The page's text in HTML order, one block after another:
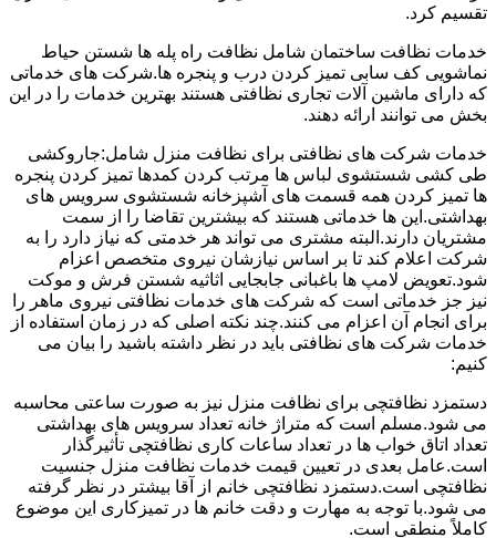
تقسیم کرد.
خدمات نظافت ساختمان شامل نظافت راه پله ها شستن حیاط
نماشویی کف سابی تمیز کردن درب و پنجره ها.شرکت های خدماتی
که دارای ماشین آلات تجاری نظافتی هستند بهترین خدمات را در این
بخش می توانند ارائه دهند.
خدمات شرکت های نظافتی برای نظافت منزل شامل:جاروکشی
طی کشی شستشوی لباس ها مرتب کردن کمدها تمیز کردن پنجره
ها تمیز کردن همه قسمت های آشپزخانه شستشوی سرویس های
بهداشتی.این ها خدماتی هستند که بیشترین تقاضا را از سمت
مشتریان دارند.البته مشتری می تواند هر خدمتی که نیاز دارد را به
شرکت اعلام کند تا بر اساس نیازشان نیروی متخصص اعزام
شود.تعویض لامپ ها باغبانی جابجایی اثاثیه شستن فرش و موکت
نیز جز خدماتی است که شرکت های خدمات نظافتی نیروی ماهر را
برای انجام آن اعزام می کنند.چند نکته اصلی که در زمان استفاده از
خدمات شرکت های نظافتی باید در نظر داشته باشید را بیان می
کنیم:
دستمزد نظافتچی برای نظافت منزل نیز به صورت ساعتی محاسبه
می شود.مسلم است که متراژ خانه تعداد سرویس های بهداشتی
تعداد اتاق خواب ها در تعداد ساعات کاری نظافتچی تأثیرگذار
است.عامل بعدی در تعیین قیمت خدمات نظافت منزل جنسیت
نظافتچی است.دستمزد نظافتچی خانم از آقا بیشتر در نظر گرفته
می شود.با توجه به مهارت و دقت خانم ها در تمیزکاری این موضوع
کاملاً منطقی است.